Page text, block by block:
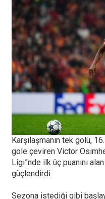
Karşılaşmanın tek golü,
gole çeviren Victor
Ligi”nde ilk üç puanını
güçlendirdi.
Sezona istediği gibi